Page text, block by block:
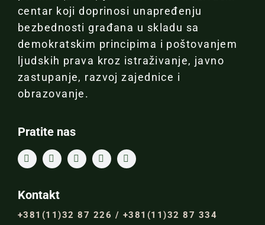
centar koji doprinosi unapređenju
bezbednosti građana u skladu sa
demokratskim principima i poštovanjem
ljudskih prava kroz istraživanje, javno
zastupanje, razvoj zajednice i
obrazovanje.
Pratite nas
Kontakt
+381(11)32 87 226 / +381(11)32 87 334